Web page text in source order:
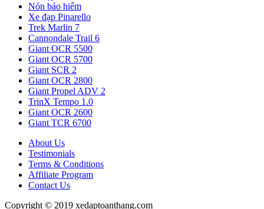
Nón bảo hiểm
Xe đạp Pinarello
Trek Marlin 7
Cannondale Trail 6
Giant OCR 5500
Giant OCR 5700
Giant SCR 2
Giant OCR 2800
Giant Propel ADV 2
TrinX Tempo 1.0
Giant OCR 2600
Giant TCR 6700
About Us
Testimonials
Terms & Conditions
Affiliate Program
Contact Us
Copyright © 2019 xedaptoanthang.com